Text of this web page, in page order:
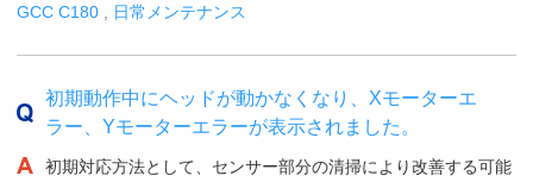
GCC C180
日常メンテナンス
初期動作中にヘッドが動かなくなり、Xモーターエ
ラー、Yモーターエラーが表示されました。
初期対応方法として、センサー部分の清掃により改善する可能